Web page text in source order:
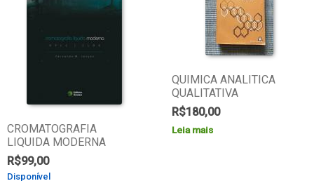
CROMATOGRAFIA
LIQUIDA MODERNA
R$99,00
Disponível
QUIMICA ANALITICA
QUALITATIVA
R$180,00
Leia mais